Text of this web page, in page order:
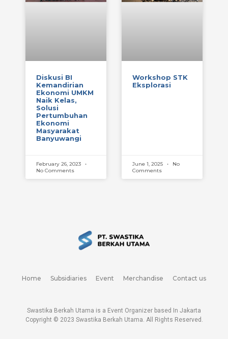
Diskusi BI
Kemandirian
Ekonomi UMKM
Naik Kelas,
Solusi
Pertumbuhan
Ekonomi
Masyarakat
Banyuwangi
February 26, 2023
No Comments
Workshop STK
Eksplorasi
June 1, 2025
No
Comments
Home Subsidiaries Event Merchandise Contact us
Swastika Berkah Utama is a Event Organizer based In Jakarta
Copyright © 2023 Swastika Berkah Utama. All Rights Reserved.